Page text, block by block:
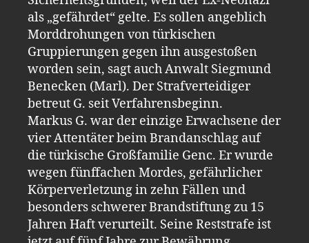
als „gefährdet“ gelte. Es sollen angeblich
Morddrohungen von türkischen
Gruppierungen gegen ihn ausgestoßen
worden sein, sagt auch Anwalt Siegmund
Benecken (Marl). Der Strafverteidiger
betreut G. seit Verfahrensbeginn.
Markus G. war der einzige Erwachsene der
vier Attentäter beim Brandanschlag auf
die türkische Großfamilie Genc. Er wurde
wegen fünffachen Mordes, gefährlicher
Körperverletzung in zehn Fällen und
besonders schwerer Brandstiftung zu 15
Jahren Haft verurteilt. Seine Reststrafe ist